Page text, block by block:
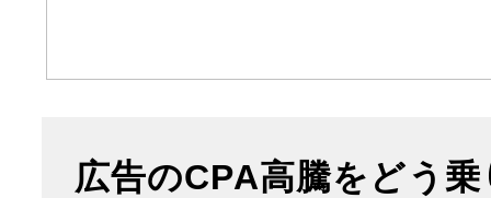
広告のCPA高騰をどう